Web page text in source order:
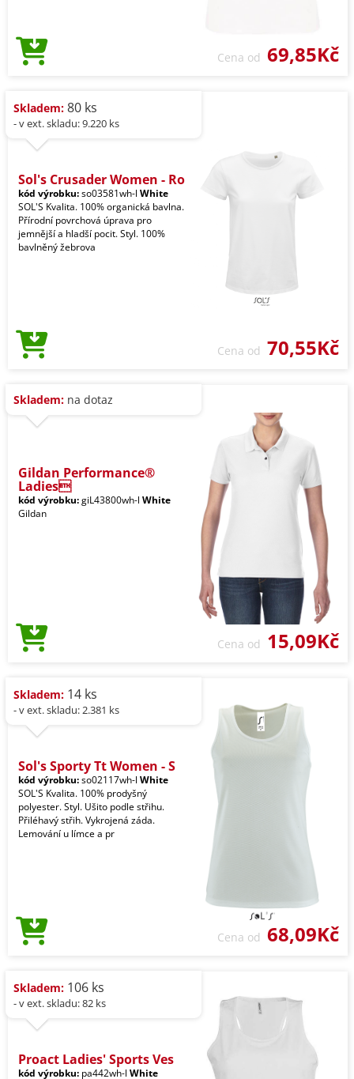
Cena od 69,85Kč
Skladem: 80 ks
- v ext. skladu: 9.220 ks
Sol's Crusader Women - Ro
kód výrobku:so03581wh-l White
SOL'S Kvalita. 100% organická bavlna.
Přírodní povrchová úprava pro
jemnější a hladší pocit. Styl. 100%
bavlněný žebrova
Cena od 70,55Kč
Skladem: na dotaz
Gildan Performance®
Ladies
kód výrobku:giL43800wh-l White
Gildan
Cena od 15,09Kč
Skladem: 14 ks
- v ext. skladu: 2.381 ks
Sol's Sporty Tt Women - S
kód výrobku:so02117wh-l White
SOL'S Kvalita. 100% prodyšný
polyester. Styl. Ušito podle střihu.
Přiléhavý střih. Vykrojená záda.
Lemování u límce a pr
Cena od 68,09Kč
Skladem: 106 ks
- v ext. skladu: 82 ks
Proact Ladies' Sports Ves
kód výrobku: pa442wh-l White